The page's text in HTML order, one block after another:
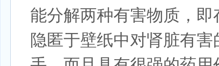
能分解两种有害物质，
隐匿于壁纸中对肾脏有